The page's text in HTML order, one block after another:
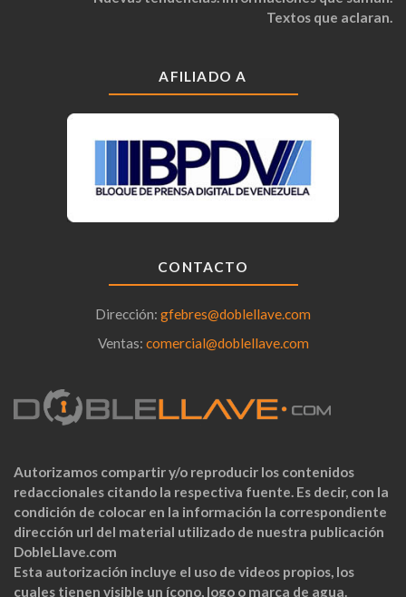
Textos que aclaran.
AFILIADO A
CONTACTO
Dirección: gfebres@doblellave.com
Ventas: comercial@doblellave.com
Autorizamos compartir y/o reproducir los contenidos
redaccionales citando la respectiva fuente. Es decir, con la
condición de colocar en la información la correspondiente
dirección url del material utilizado de nuestra publicación
DobleLlave.com
Esta autorización incluye el uso de videos propios, los
cuales tienen visible un ícono, logo o marca de agua.